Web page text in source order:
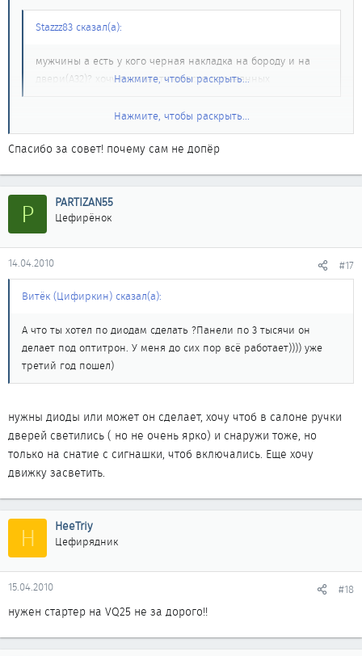
Stazzz83 сказал(а):
мужчины а есть у кого черная накладка на бороду и на
двери(А32)? хочу поставить вместо деревянных
Нажмите, чтобы раскрыть...
заклей нахрен! Красивее будет, как новая. Почему под карбон
чёрного салона. Или покрасить кстати тоже вариант не плохой.
Нажмите, чтобы раскрыть...
Спасибо за совет! почему сам не допёр
P PARTIZAN55
Цефирёнок
14.04.2010 #17
Витёк (Цифиркин) сказал(а):
А что ты хотел по диодам сделать ?Панели по 3 тысячи он
делает под оптитрон. У меня до сих пор всё работает)))) уже
третий год пошел)
нужны диоды или может он сделает, хочу чтоб в салоне ручки
дверей светились ( но не очень ярко) и снаружи тоже, но
только на снатие с сигнашки, чтоб включались. Еще хочу
движку засветить.
H HeeTriy
Цефирядник
15.04.2010 #18
нужен стартер на VQ25 не за дорого!!